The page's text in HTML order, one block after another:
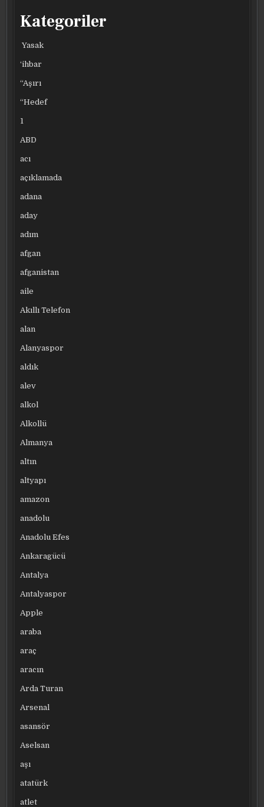
Kategoriler
Yasak
‘ihbar
“Aşırı
“Hedef
1
ABD
acı
açıklamada
adana
aday
adım
afgan
afganistan
aile
Akıllı Telefon
alan
Alanyaspor
aldık
alev
alkol
Alkollü
Almanya
altın
altyapı
amazon
anadolu
Anadolu Efes
Ankaragücü
Antalya
Antalyaspor
Apple
araba
araç
aracın
Arda Turan
Arsenal
asansör
Aselsan
aşı
atatürk
atlet